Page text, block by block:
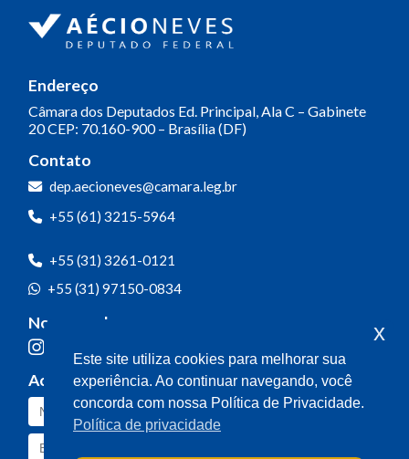
Endereço
Câmara dos Deputados Ed. Principal, Ala C – Gabinete
20CEP: 70.160-900 – Brasília (DF)
Contato
dep.aecioneves@camara.leg.br
+55 (61) 3215-5964
+55 (31) 3261-0121
+55 (31) 97150-0834
Nossas redes
Acompanhe o meu mandato
Este site utiliza cookies para melhorar sua
experiência. Ao continuar navegando, você
concorda com nossa Política de Privacidade.
Política de privacidade
x